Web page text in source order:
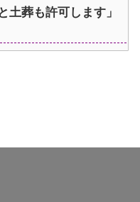
土葬も許可します」